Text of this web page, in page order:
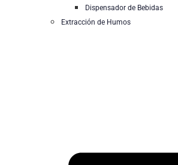
Dispensador de Bebidas
Extracción de Humos